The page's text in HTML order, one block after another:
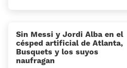
Sin Messi y Jordi Alba en el
césped artificial de Atlanta,
Busquets y los suyos
naufragan